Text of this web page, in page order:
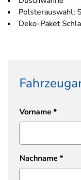
Polsterauswahl:
Deko-Paket
Vorname *
Nachname *